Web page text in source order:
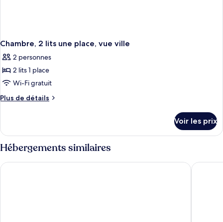
Chambre, 2 lits une place, vue ville
2 personnes
2 lits 1 place
Wi-Fi gratuit
Plus de détails
Plus
le
type
de
Chambre,
Voir les prix
Hébergements similaires
Crowne Plaza Ankara by IHG Divan